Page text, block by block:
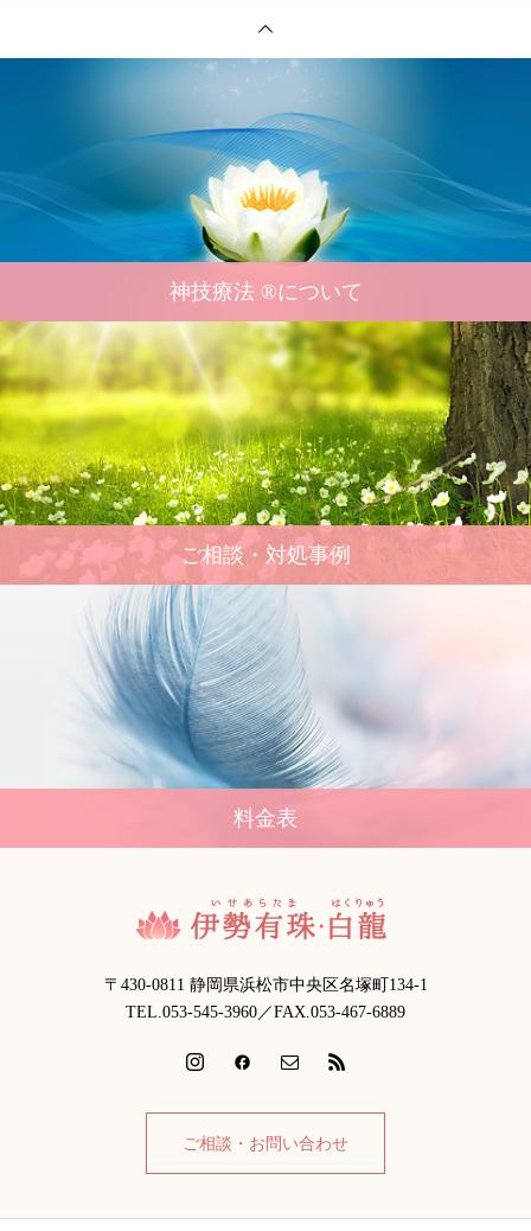
神技療法 ®について
ご相談・対処事例
料金表
〒430-0811 静岡県浜松市中央区名塚町134-1
TEL.053-545-3960／FAX.053-467-6889
ご相談・お問い合わせ